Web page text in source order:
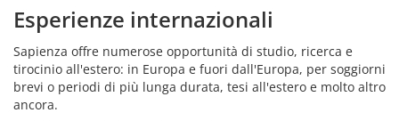
Esperienze internazionali
Sapienza offre numerose opportunità di studio, ricerca e
tirocinio all'estero: in Europa e fuori dall'Europa, per soggiorni
brevi o periodi di più lunga durata, tesi all'estero e molto altro
ancora.